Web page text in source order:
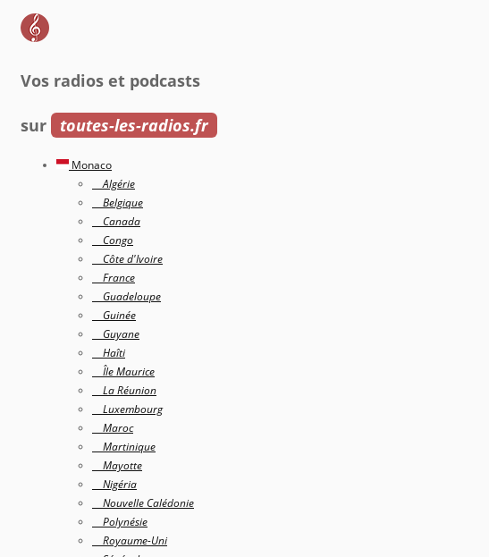
Vos radios et podcasts
sur toutes-les-radios.fr
Monaco
Algérie
Belgique
Canada
Congo
Côte d'Ivoire
France
Guadeloupe
Guinée
Guyane
Haîti
Île Maurice
La Réunion
Luxembourg
Maroc
Martinique
Mayotte
Nigéria
Nouvelle Calédonie
Polynésie
Royaume-Uni